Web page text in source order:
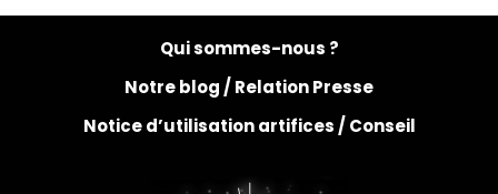
Qui sommes-nous ?
Notre blog / Relation Presse
Notice d’utilisation artifices / Conseil